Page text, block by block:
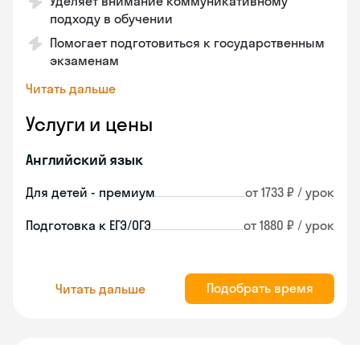
подходу в обучении
Помогает подготовиться к государственным
экзаменам
Читать дальше
Услуги и цены
Английский язык
Для детей - премиум от 1733 ₽ / урок
Подготовка к ЕГЭ/ОГЭ от 1880 ₽ / урок
Читать дальше Подобрать время